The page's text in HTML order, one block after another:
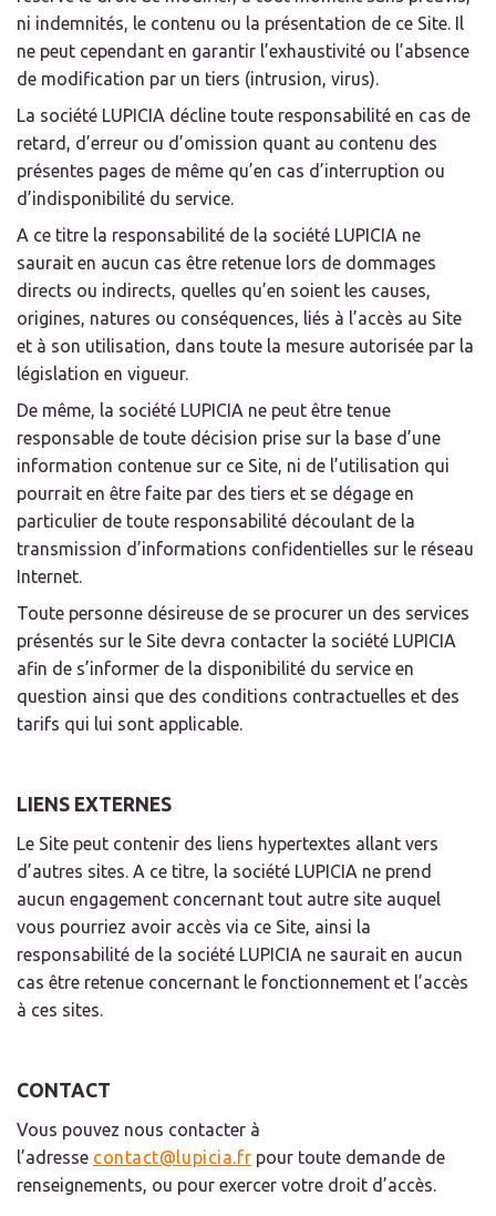
ni indemnités, le contenu ou la présentation de ce Site. Il
ne peut cependant en garantir l’exhaustivité ou l’absence
de modification par un tiers (intrusion, virus).
La société LUPICIA décline toute responsabilité en cas de
retard, d’erreur ou d’omission quant au contenu des
présentes pages de même qu’en cas d’interruption ou
d’indisponibilité du service.
A ce titre la responsabilité de la société LUPICIA ne
saurait en aucun cas être retenue lors de dommages
directs ou indirects, quelles qu’en soient les causes,
origines, natures ou conséquences, liés à l’accès au Site
et à son utilisation, dans toute la mesure autorisée par la
législation en vigueur.
De même, la société LUPICIA ne peut être tenue
responsable de toute décision prise sur la base d’une
information contenue sur ce Site, ni de l’utilisation qui
pourrait en être faite par des tiers et se dégage en
particulier de toute responsabilité découlant de la
transmission d’informations confidentielles sur le réseau
Internet.
Toute personne désireuse de se procurer un des services
présentés sur le Site devra contacter la société LUPICIA
afin de s’informer de la disponibilité du service en
question ainsi que des conditions contractuelles et des
tarifs qui lui sont applicable.
LIENS EXTERNES
Le Site peut contenir des liens hypertextes allant vers
d’autres sites. A ce titre, la société LUPICIA ne prend
aucun engagement concernant tout autre site auquel
vous pourriez avoir accès via ce Site, ainsi la
responsabilité de la société LUPICIA ne saurait en aucun
cas être retenue concernant le fonctionnement et l’accès
à ces sites.
CONTACT
Vous pouvez nous contacter à
l’adresse contact@lupicia.fr pour toute demande de
renseignements, ou pour exercer votre droit d’accès.